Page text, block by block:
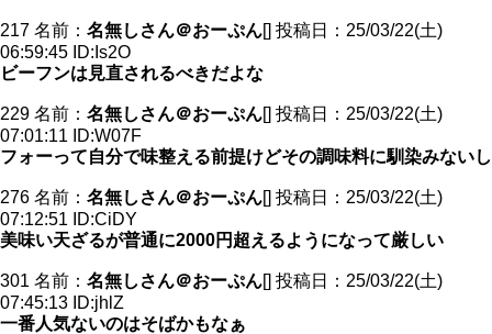
217 名前： 名無しさん＠おーぷん[] 投稿日：25/03/22(土)
06:59:45 ID:Is2O
ビーフンは見直されるべきだよな
229 名前： 名無しさん＠おーぷん[] 投稿日：25/03/22(土)
07:01:11 ID:W07F
フォーって自分で味整える前提けどその調味料に馴染みないし
276 名前： 名無しさん＠おーぷん[] 投稿日：25/03/22(土)
07:12:51 ID:CiDY
美味い天ざるが普通に2000円超えるようになって厳しい
301 名前： 名無しさん＠おーぷん[] 投稿日：25/03/22(土)
07:45:13 ID:jhlZ
一番人気ないのはそばかもなぁ